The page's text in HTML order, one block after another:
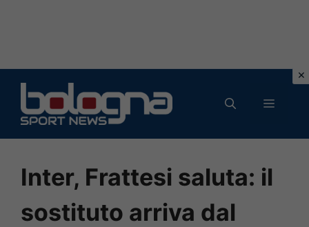
contenuto
MENU
Inter, Frattesi saluta: il
sostituto arriva dal